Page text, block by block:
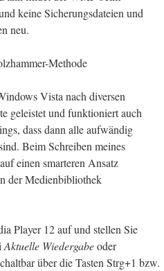
keine Sicherungsdateien und
neu.
Methode
Vista nach diversen
geleistet und funktioniert auch
dass dann alle aufwändig
Beim Schreiben meines
einen smarteren Ansatz
der Medienbibliothek
Player 12 auf und stellen Sie
Aktuelle Wiedergabeoder
über die Tasten Strg+1 bzw.